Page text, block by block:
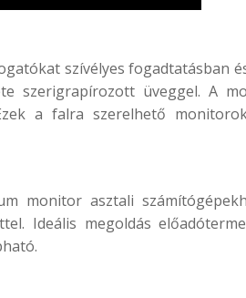
szívélyes fogadtatásban
szerigrapírozott üveggel. A
a falra szerelhető
monitor asztali
Ideális megoldás